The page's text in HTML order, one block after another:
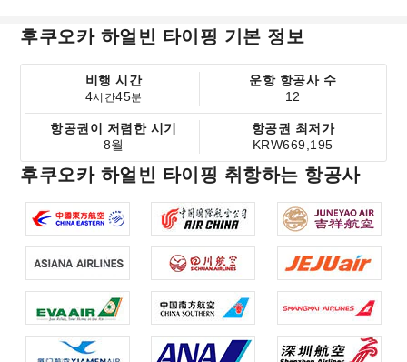
후쿠오카 하얼빈 타이핑 기본 정보
비행 시간
4시간45분
운항 항공사 수
12
항공권이 저렴한 시기
8월
항공권 최저가
KRW669,195
후쿠오카 하얼빈 타이핑 취항하는 항공사